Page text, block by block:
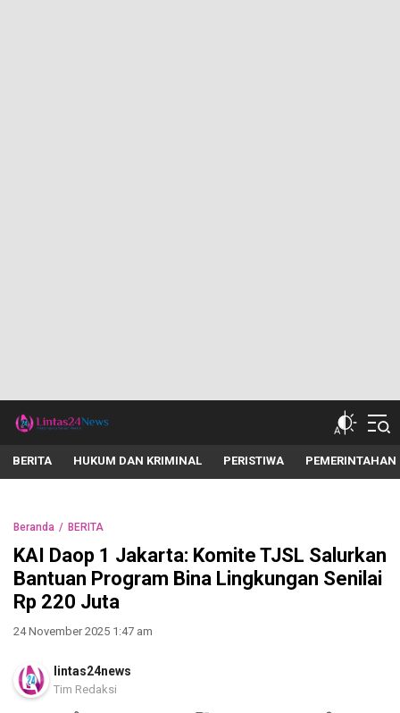
lintas24news.com
Menyingkap Setiap Realita
BERITA HUKUM DAN KRIMINAL PERISTIWA PEMERINTAHAN
Beranda BERITA
KAI Daop 1 Jakarta: Komite TJSL Salurkan
Bantuan Program Bina Lingkungan Senilai
Rp 220 Juta
24 November 2025 1:47 am
lintas24news
Tim Redaksi